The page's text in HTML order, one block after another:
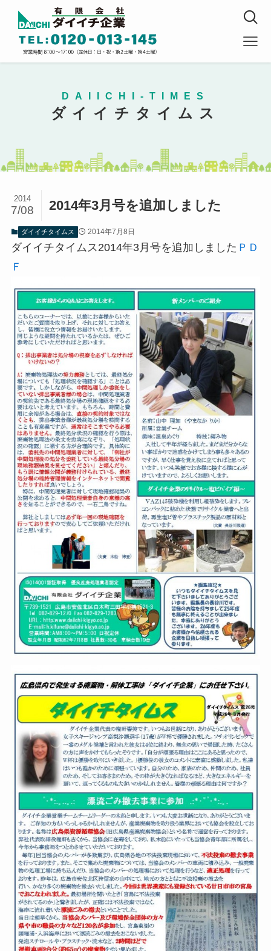
DAIICHI-TIMES
ダイイチタイムス
2014年3月号を追加しました
2014
7/08
ダイイチタイムス 2014年7月8日
ダイイチタイムス2014年3月号を追加しました ＰＤ
Ｆ